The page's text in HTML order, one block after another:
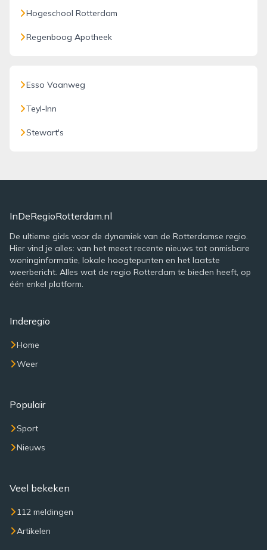
Hogeschool Rotterdam
Regenboog Apotheek
Esso Vaanweg
Teyl-Inn
Stewart's
InDeRegioRotterdam.nl
De ultieme gids voor de dynamiek van de Rotterdamse regio.
Hier vind je alles: van het meest recente nieuws tot onmisbare
woninginformatie, lokale hoogtepunten en het laatste
weerbericht. Alles wat de regio Rotterdam te bieden heeft, op
één enkel platform.
Inderegio
Home
Weer
Populair
Sport
Nieuws
Veel bekeken
112 meldingen
Artikelen